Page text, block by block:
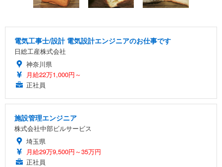
電気工事士/設計 電気設計エンジニアのお仕事です
日総工産株式会社
神奈川県
月給22万1,000円～
正社員
施設管理エンジニア
株式会社中部ビルサービス
埼玉県
月給29万9,500円～35万円
正社員